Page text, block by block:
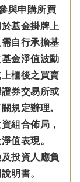
與申購所買
基金掛牌上
自行承擔基
金淨值波動
櫃後之買賣
券交易所或
規定辦理。
組合佈局，
值表現。
投資人應負
明書。